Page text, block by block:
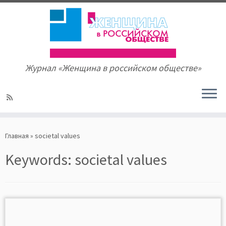
to
Журнал «Женщина в российском обществе»
Главная » societal values
Keywords: societal values